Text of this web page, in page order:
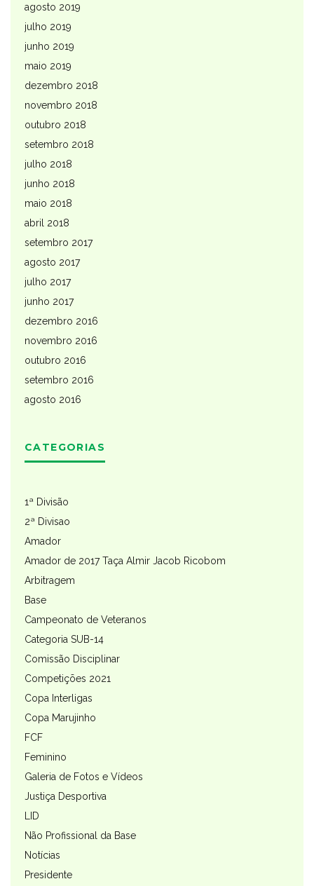
agosto 2019
julho 2019
junho 2019
maio 2019
dezembro 2018
novembro 2018
outubro 2018
setembro 2018
julho 2018
junho 2018
maio 2018
abril 2018
setembro 2017
agosto 2017
julho 2017
junho 2017
dezembro 2016
novembro 2016
outubro 2016
setembro 2016
agosto 2016
CATEGORIAS
1ª Divisão
2ª Divisao
Amador
Amador de 2017 Taça Almir Jacob Ricobom
Arbitragem
Base
Campeonato de Veteranos
Categoria SUB-14
Comissão Disciplinar
Competições 2021
Copa Interligas
Copa Marujinho
FCF
Feminino
Galeria de Fotos e Vídeos
Justiça Desportiva
LID
Não Profissional da Base
Notícias
Presidente